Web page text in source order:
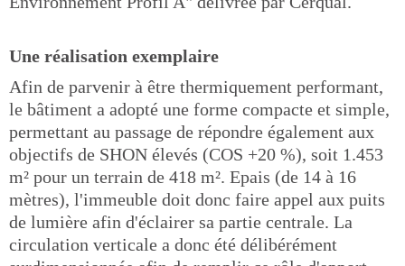
Une réalisation exemplaire
Afin de parvenir à être thermiquement performant,
le bâtiment a adopté une forme compacte et simple,
permettant au passage de répondre également aux
objectifs de SHON élevés (COS +20 %), soit 1.453
m² pour un terrain de 418 m². Epais (de 14 à 16
mètres), l'immeuble doit donc faire appel aux puits
de lumière afin d'éclairer sa partie centrale. La
circulation verticale a donc été délibérément